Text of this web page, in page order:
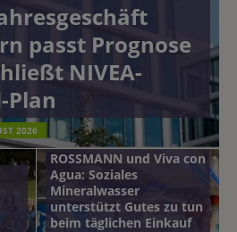
passt Prognose
NIVEA-
2026
ROSSMANN und Viva con
Agua: Soziales
Mineralwasser
unterstützt Gutes zu tun
beim täglichen Einkauf